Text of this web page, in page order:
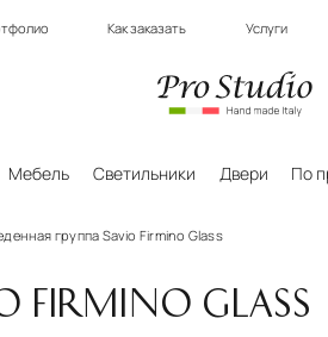
Как заказать Услуги
Мебель Светильники Двери По
группа Savio Firmino Glass
GLASS